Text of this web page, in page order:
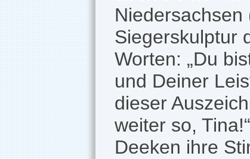
Siegerskulptur
Worten: „Du
und Deiner
dieser
weiter so,
Deeken ihre